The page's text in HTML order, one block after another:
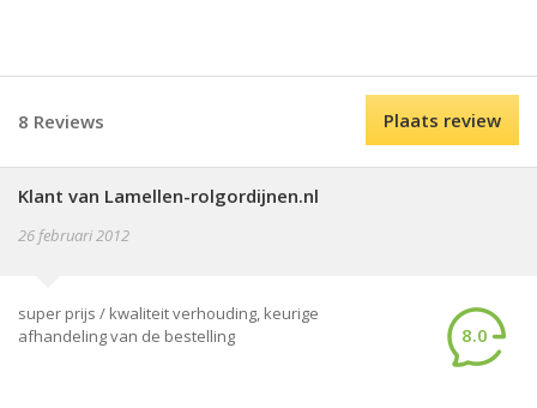
8 Reviews Plaats review
Klant van Lamellen-rolgordijnen.nl
26 februari 2012
super prijs / kwaliteit verhouding, keurige
afhandeling van de bestelling
8.0